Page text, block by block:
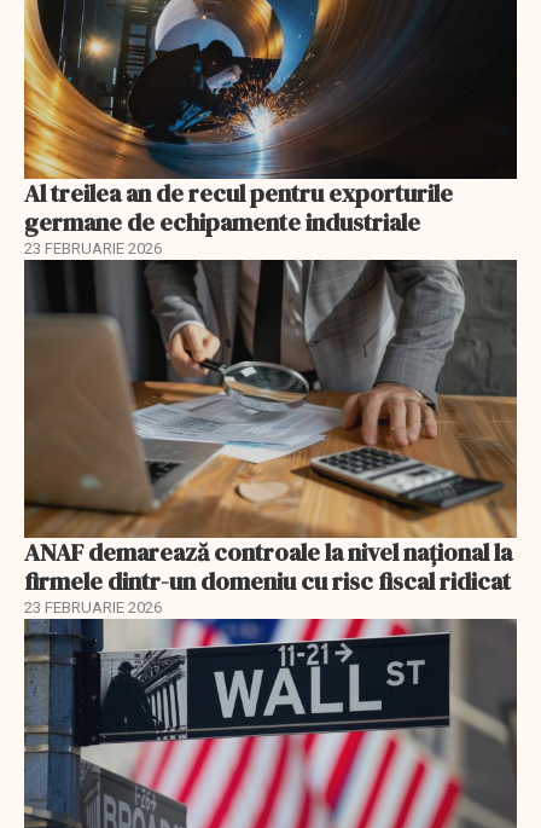
Al treilea an de recul pentru exporturile
germane de echipamente industriale
23 FEBRUARIE 2026
ANAF demarează controale la nivel naţional la
firmele dintr-un domeniu cu risc fiscal ridicat
23 FEBRUARIE 2026